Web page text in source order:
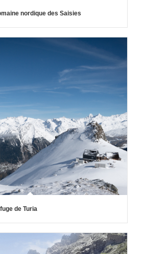
nordique des Saisies
de Turia